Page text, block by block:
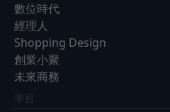
數位時代
經理人
Shopping Design
創業小聚
未來商務
學習